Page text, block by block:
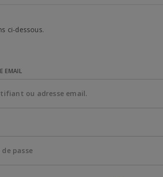
ci-dessous.
EMAIL